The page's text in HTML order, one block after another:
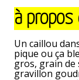
à propos
Un caillou
pique ou ça
gros, grain de
gravillon